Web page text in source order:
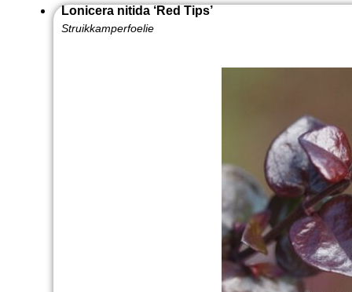
Lonicera nitida ‘Red Tips’
Struikkamperfoelie